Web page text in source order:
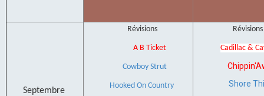
Septembre
Révisions
A B Ticket
Cowboy Strut
Hooked On Country
Révisions
Cadillac &
Shore